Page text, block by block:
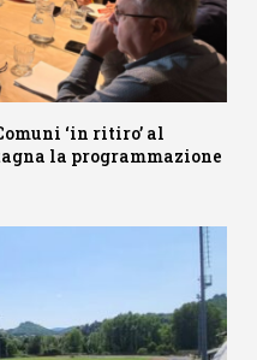
‘in ritiro’ al
la programmazione